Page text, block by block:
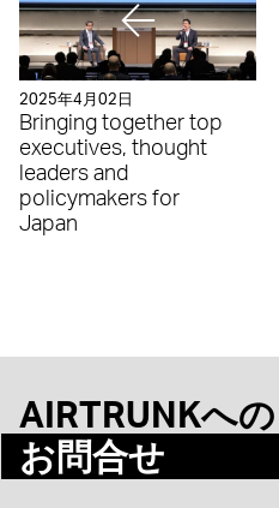
2025年4月02日
Bringing together top
executives, thought
leaders and
policymakers for
Japan
AIRTRUNKへの
お問合せ